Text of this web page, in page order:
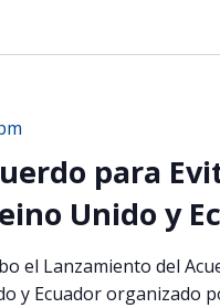
para
Unido y
el Lanzamiento del
y Ecuador organizado